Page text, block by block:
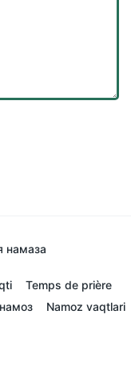
намаза
Temps de prière
Namoz vaqtlari